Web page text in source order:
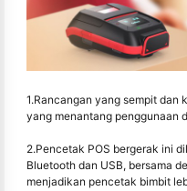
1.Rancangan yang sempit dan
yang menantang penggunaan
2.Pencetak POS bergerak ini
Bluetooth dan USB, bersama
menjadikan pencetak bimbit